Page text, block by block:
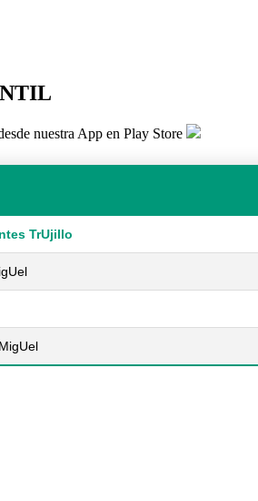
nuestra App en Play Store
TrUjillo